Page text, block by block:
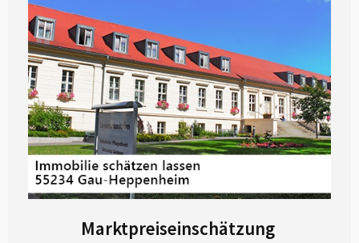
Marktpreiseinschätzung ​